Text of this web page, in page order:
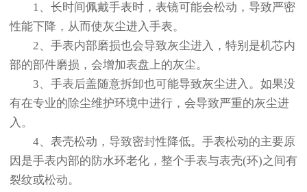
1、长时间佩戴手表时，表镜可能会松动，导致严密
性能下降，从而使灰尘进入手表。
2、手表内部磨损也会导致灰尘进入，特别是机芯内
部的部件磨损，会增加表盘上的灰尘。
3、手表后盖随意拆卸也可能导致灰尘进入。如果没
有在专业的除尘维护环境中进行，会导致严重的灰尘进
入。
4、表壳松动，导致密封性降低。手表松动的主要原
因是手表内部的防水环老化，整个手表与表壳(环)之间有
裂纹或松动。